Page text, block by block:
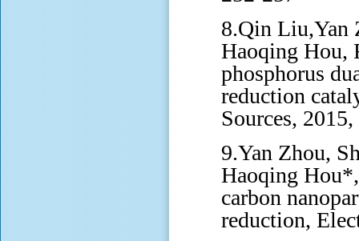
8.Qin Liu,Yan
Haoqing Hou,
phosphorus
reduction
Sources,
9.Yan Zhou,
Haoqing
carbon
reduction,